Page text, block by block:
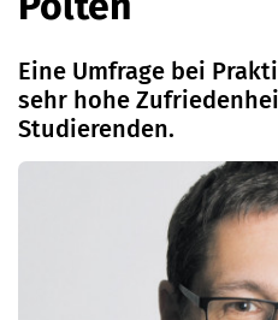
Eine Umfrage bei
sehr hohe
Studierenden.